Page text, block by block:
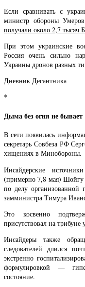
Если сравнивать с
министр обороны
получали около 2,7 тысяч
При этом украинские
Россия очень сильно
Украины дронов разных
Дневник Десантника
*
Дыма без огня не бывает
В сети появилась
секретарь Совбеза РФ
хищениях в Минобороны.
Инсайдерские
(примерно 7,8 мая) Шойгу
по делу организованной
замминистра Тимура
Это косвенно
присутствовал на трибуне
Инсайдеры также
следователей длился
экстренно
формулировкой —
состояние.